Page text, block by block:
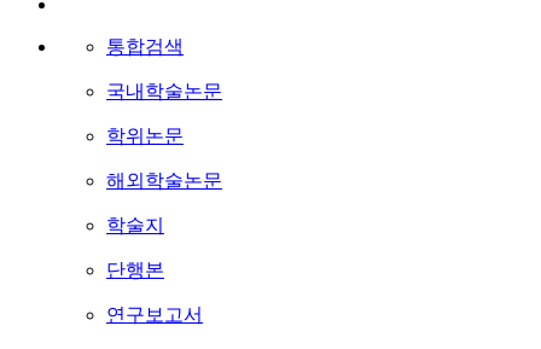
통합검색
국내학술논문
학위논문
해외학술논문
학술지
단행본
연구보고서